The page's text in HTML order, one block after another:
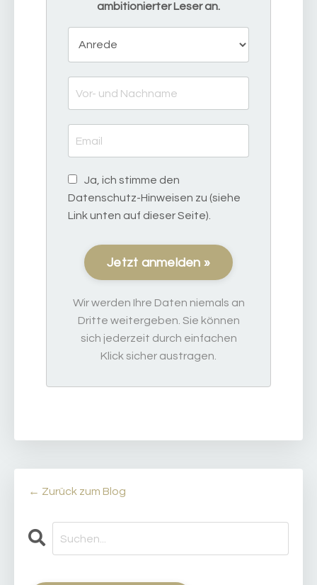
ambitionierter Leser an.
Ja, ich stimme den
Datenschutz-Hinweisen zu (siehe
Link unten auf dieser Seite).
Jetzt anmelden »
Wir werden Ihre Daten niemals an
Dritte weitergeben. Sie können
sich jederzeit durch einfachen
Klick sicher austragen.
← Zurück zum Blog